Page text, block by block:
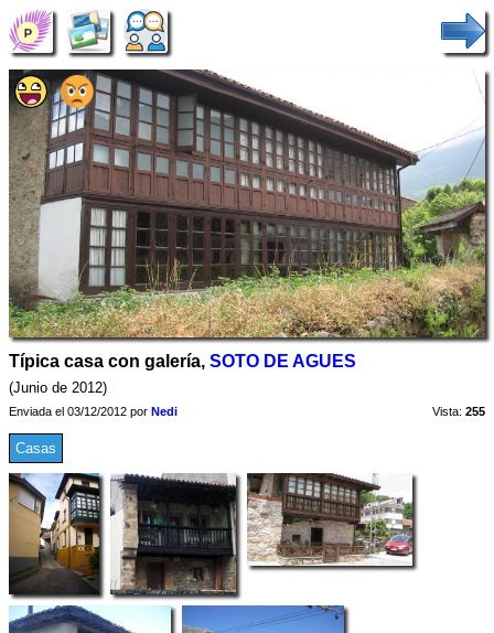
Típica casa con galería, SOTO DE AGUES
(Junio de 2012)
Enviada el 03/12/2012 por Nedi Vista: 255
Casas